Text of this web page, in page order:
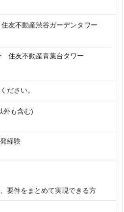
友不動産渋谷ガーデンタワー
住友不動産青葉台タワー
ださい。
外も含む)
経験
要件をまとめて実現できる方